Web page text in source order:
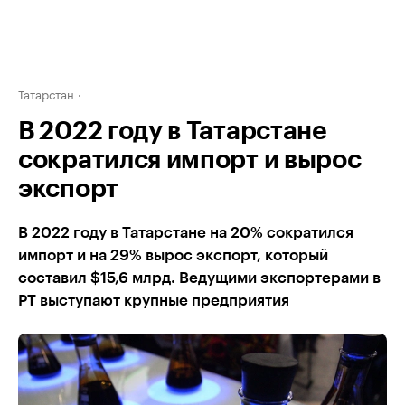
Татарстан
В 2022 году в Татарстане
сократился импорт и вырос
экспорт
В 2022 году в Татарстане на 20% сократился
импорт и на 29% вырос экспорт, который
составил $15,6 млрд. Ведущими экспортерами в
РТ выступают крупные предприятия